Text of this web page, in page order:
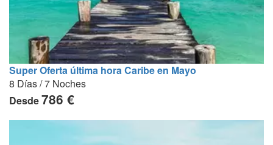
Super Oferta última hora Caribe en Mayo
8 Días / 7 Noches
Desde786 €